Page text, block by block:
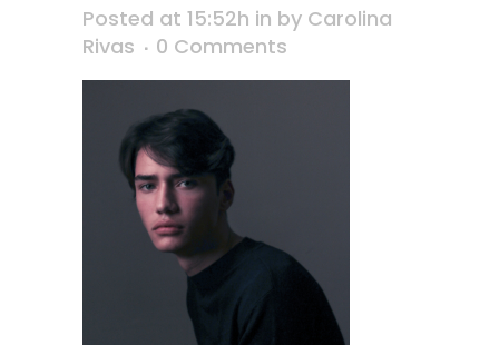
Posted at 15:52h in by Carolina
Rivas
0 Comments